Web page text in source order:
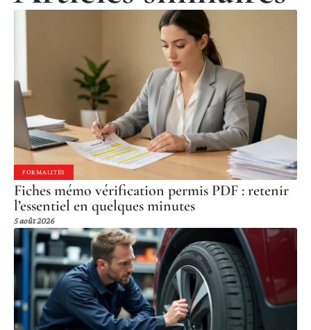
FORMALITÉS
Fiches mémo vérification permis PDF : retenir
l’essentiel en quelques minutes
5 août 2026